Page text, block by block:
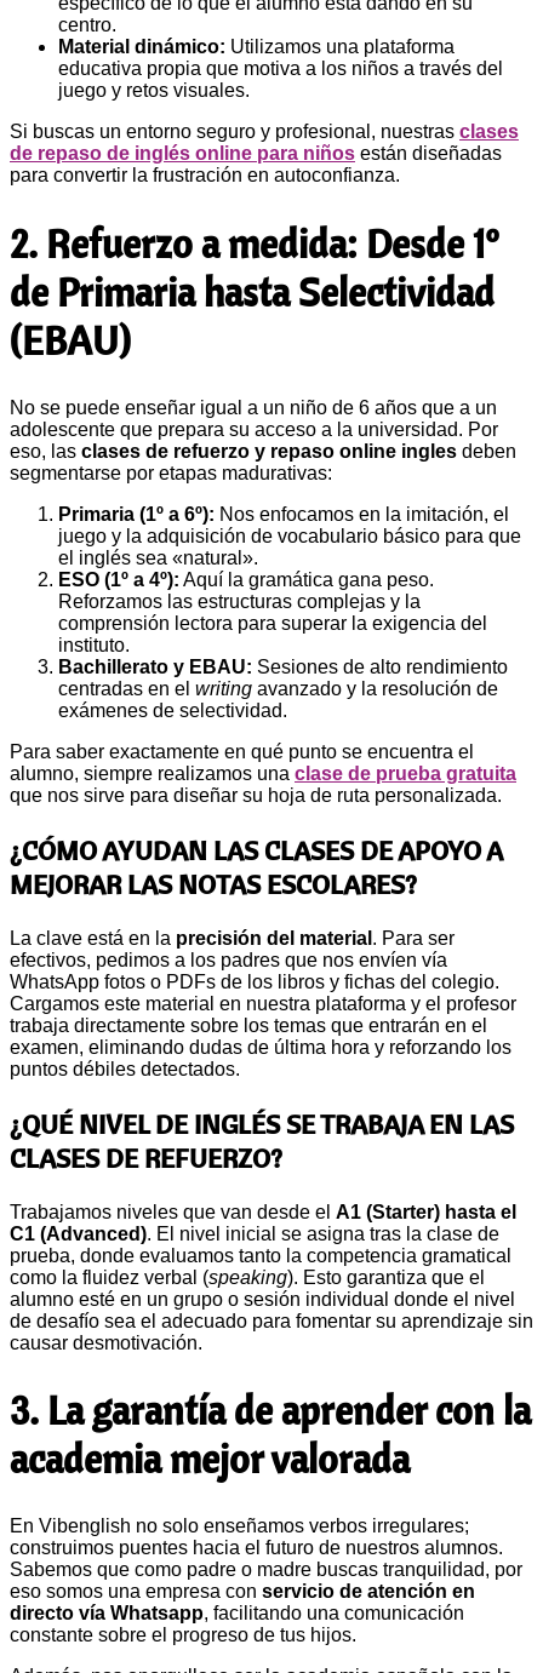
centro.
Material dinámico: Utilizamos una plataforma
educativa propia que motiva a los niños a través del
juego y retos visuales.
Si buscas un entorno seguro y profesional, nuestras clases
de repaso de inglés online para niños están diseñadas
para convertir la frustración en autoconfianza.
2. Refuerzo a medida: Desde 1º
de Primaria hasta Selectividad
(EBAU)
No se puede enseñar igual a un niño de 6 años que a un
adolescente que prepara su acceso a la universidad. Por
eso, las clases de refuerzo y repaso online ingles deben
segmentarse por etapas madurativas:
Primaria (1º a 6º): Nos enfocamos en la imitación, el
juego y la adquisición de vocabulario básico para que
el inglés sea «natural».
ESO (1º a 4º): Aquí la gramática gana peso.
Reforzamos las estructuras complejas y la
comprensión lectora para superar la exigencia del
instituto.
Bachillerato y EBAU: Sesiones de alto rendimiento
centradas en el writing avanzado y la resolución de
exámenes de selectividad.
Para saber exactamente en qué punto se encuentra el
alumno, siempre realizamos una clase de prueba gratuita
que nos sirve para diseñar su hoja de ruta personalizada.
¿CÓMO AYUDAN LAS CLASES DE APOYO A
MEJORAR LAS NOTAS ESCOLARES?
La clave está en la precisión del material . Para ser
efectivos, pedimos a los padres que nos envíen vía
WhatsApp fotos o PDFs de los libros y fichas del colegio.
Cargamos este material en nuestra plataforma y el profesor
trabaja directamente sobre los temas que entrarán en el
examen, eliminando dudas de última hora y reforzando los
puntos débiles detectados.
¿QUÉ NIVEL DE INGLÉS SE TRABAJA EN LAS
CLASES DE REFUERZO?
Trabajamos niveles que van desde el A1 (Starter) hasta el
C1 (Advanced). El nivel inicial se asigna tras la clase de
prueba, donde evaluamos tanto la competencia gramatical
como la fluidez verbal (speaking). Esto garantiza que el
alumno esté en un grupo o sesión individual donde el nivel
de desafío sea el adecuado para fomentar su aprendizaje sin
causar desmotivación.
3. La garantía de aprender con la
academia mejor valorada
En Vibenglish no solo enseñamos verbos irregulares;
construimos puentes hacia el futuro de nuestros alumnos.
Sabemos que como padre o madre buscas tranquilidad, por
eso somos una empresa con servicio de atención en
directo vía Whatsapp, facilitando una comunicación
constante sobre el progreso de tus hijos.